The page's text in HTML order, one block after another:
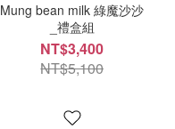
Mung bean milk 綠魔沙沙
_禮盒組
NT$3,400
NT$5,100